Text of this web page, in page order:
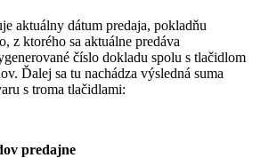
aktuálny dátum predaja, pokladňu
z ktorého sa aktuálne predáva
číslo dokladu spolu s tlačidlom
Ďalej sa tu nachádza výsledná suma
s troma tlačidlami:
predajne